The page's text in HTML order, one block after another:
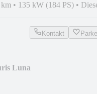
• 135 kW (184 PS) •
Kontakt
Luna